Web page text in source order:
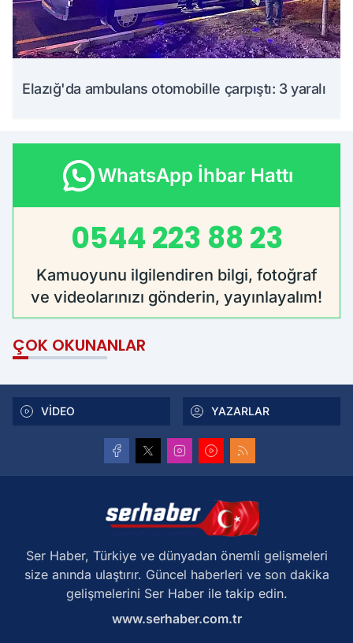
Elazığ'da ambulans otomobille çarpıştı: 3 yaralı
WhatsApp İhbar Hattı
0544 223 88 23
Kamuoyunu ilgilendiren bilgi, fotoğraf
ve videolarınızı gönderin, yayınlayalım!
ÇOK OKUNANLAR
VİDEO YAZARLAR
Ser Haber, Türkiye ve dünyadan önemli gelişmeleri
size anında ulaştırır. Güncel haberleri ve son dakika
gelişmelerini Ser Haber ile takip edin.
www.serhaber.com.tr